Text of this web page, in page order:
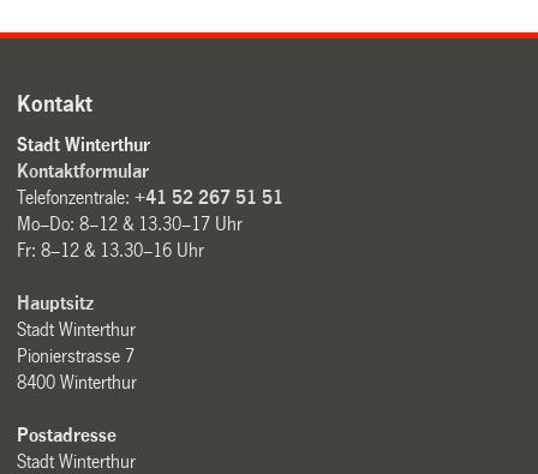
Kontakt
Stadt Winterthur
Kontaktformular
Telefonzentrale:+41 52 267 51 51
Mo–Do: 8–12 & 13.30–17 Uhr
Fr: 8–12 & 13.30–16 Uhr
Hauptsitz
Stadt Winterthur
Pionierstrasse 7
8400 Winterthur
Postadresse
Stadt Winterthur